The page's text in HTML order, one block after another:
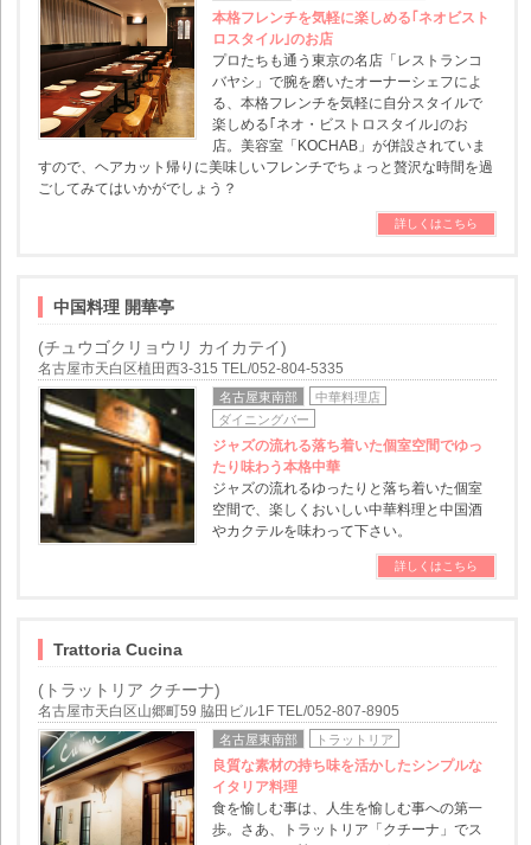
本格フレンチを気軽に楽しめる｢ネオビスト
ロスタイル｣のお店
プロたちも通う東京の名店「レストランコ
バヤシ」で腕を磨いたオーナーシェフによ
る、本格フレンチを気軽に自分スタイルで
楽しめる｢ネオ・ビストロスタイル｣のお
店。美容室「KOCHAB」が併設されていま
すので、ヘアカット帰りに美味しいフレンチでちょっと贅沢な時間を過
ごしてみてはいかがでしょう？
詳しくはこちら
中国料理 開華亭
(チュウゴクリョウリ カイカテイ)
名古屋市天白区植田西3-315 TEL/052-804-5335
名古屋東南部
中華料理店
ダイニングバー
ジャズの流れる落ち着いた個室空間でゆっ
たり味わう本格中華
ジャズの流れるゆったりと落ち着いた個室
空間で、楽しくおいしい中華料理と中国酒
やカクテルを味わって下さい。
詳しくはこちら
Trattoria Cucina
(トラットリア クチーナ)
名古屋市天白区山郷町59 脇田ビル1F TEL/052-807-8905
名古屋東南部 トラットリア
良質な素材の持ち味を活かしたシンプルな
イタリア料理
食を愉しむ事は、人生を愉しむ事への第一
歩。さあ、トラットリア「クチーナ」でス